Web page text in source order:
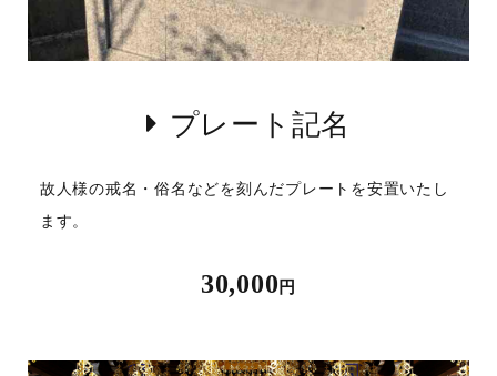
プレート記名
故人様の戒名・俗名などを刻んだプレートを安置いたし
ます。
30,000 円